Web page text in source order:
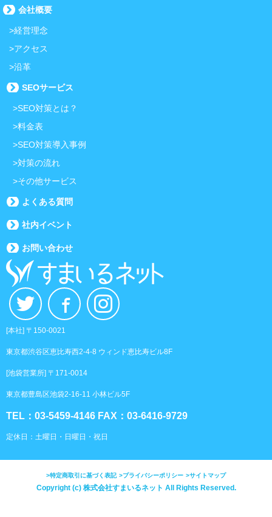
会社概要
経営理念
アクセス
沿革
SEOサービス
SEO対策とは？
料金表
SEO対策導入事例
対策の流れ
その他サービス
よくある質問
社内イベント
お問い合わせ
[本社] 〒150-0021
東京都渋谷区恵比寿西2-4-8 ウィンド恵比寿ビル8F
[池袋営業所] 〒171-0014
東京都豊島区池袋2-16-11 小林ビル5F
TEL：03-5459-4146 FAX：03-6416-9729
定休日：土曜日・日曜日・祝日
特定商取引に基づく表記 プライバシーポリシー サイトマップ
Copyright (c) 株式会社すまいるネット All Rights Reserved.